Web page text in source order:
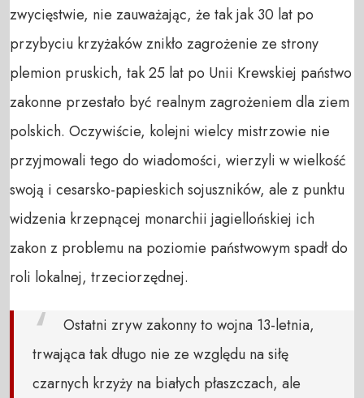
zwycięstwie, nie zauważając, że tak jak 30 lat po
przybyciu krzyżaków znikło zagrożenie ze strony
plemion pruskich, tak 25 lat po Unii Krewskiej państwo
zakonne przestało być realnym zagrożeniem dla ziem
polskich. Oczywiście, kolejni wielcy mistrzowie nie
przyjmowali tego do wiadomości, wierzyli w wielkość
swoją i cesarsko-papieskich sojuszników, ale z punktu
widzenia krzepnącej monarchii jagiellońskiej ich
zakon z problemu na poziomie państwowym spadł do
roli lokalnej, trzeciorzędnej.
Ostatni zryw zakonny to wojna 13-letnia,
trwająca tak długo nie ze względu na siłę
czarnych krzyży na białych płaszczach, ale